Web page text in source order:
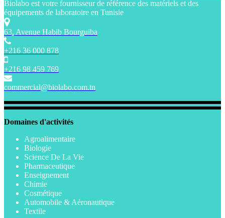
Biolabo est votre fournisseur de référence des matériels et des
équipements de laboratoire en Tunisie
63, Avenue Habib Bourguiba
+216 36 000 878
+216 98 459 769
commercial@biolabo.com.tn
Domaines d'activités
Agroalimentaire
Biologie
Science De La Vie
Pharmaceutique
Enseignement
Chimie
Cosmétique
Automobile & Aéronautique
Textile